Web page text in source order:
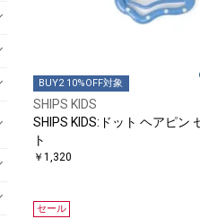
BUY2 10%OFF対象
SHIPS KIDS
SHIPS KIDS:ドット ヘアピン
ト
￥1,320
セール